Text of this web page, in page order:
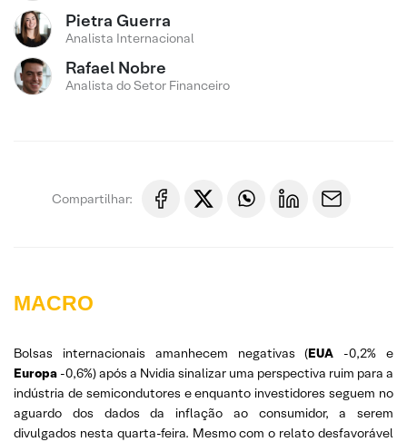
Pietra Guerra
Analista Internacional
Rafael Nobre
Analista do Setor Financeiro
Compartilhar:
MACRO
Bolsas internacionais amanhecem negativas (EUA -0,2% e
Europa -0,6%) após a Nvidia sinalizar uma perspectiva ruim para a
indústria de semicondutores e enquanto investidores seguem no
aguardo dos dados da inflação ao consumidor, a serem
divulgados nesta quarta-feira. Mesmo com o relato desfavorável